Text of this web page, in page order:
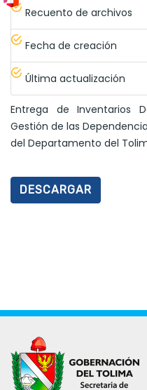
Recuento de archivos
Fecha de creación
Última actualización
Entrega de Inventarios
Gestión de las
del Departamento del
DESCARGAR